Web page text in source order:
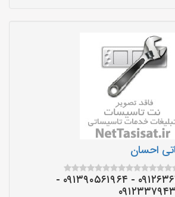
احسان
۰۹۱۲۶۳۶۳۳۷۹ - ۰۹۱۳۹۰۵۶۱۹۶۴ -